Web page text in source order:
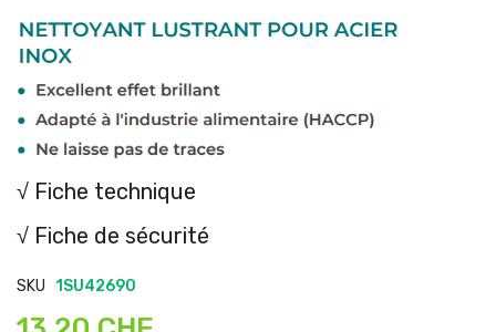
√ Fiche technique
√ Fiche de sécurité
SKU 1SU42690